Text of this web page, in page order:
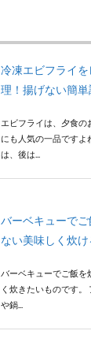
冷凍エビフライ
理！揚げない簡
エビフライは、夕食の
にも人気の一品ですよ
は、後は...
バーベキューで
ない美味しく炊け
バーベキューでご飯を
く炊きたいものです。
や鍋...